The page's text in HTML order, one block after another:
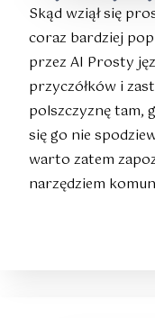
Skąd wziął się
coraz bardziej
przez AI Prosty
przyczółków i
polszczyznę tam,
się go nie
warto zatem
narzędziem